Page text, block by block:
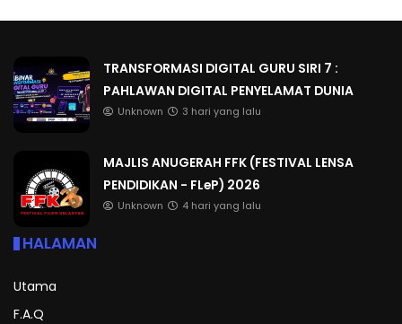
TRANSFORMASI DIGITAL GURU SIRI 7 :
PAHLAWAN DIGITAL PENYELAMAT DUNIA
Unknown 3 hari yang lalu
MAJLIS ANUGERAH FFK (FESTIVAL LENSA
PENDIDIKAN - FLeP) 2026
Unknown 4 hari yang lalu
HALAMAN
Utama
F.A.Q